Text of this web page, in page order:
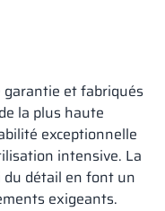
garantie et fabriqués
la plus haute
exceptionnelle
intensive. La
du détail en font un
exigeants.